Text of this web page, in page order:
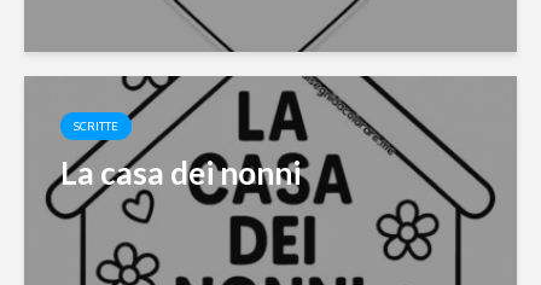
SCRITTE
La casa dei nonni